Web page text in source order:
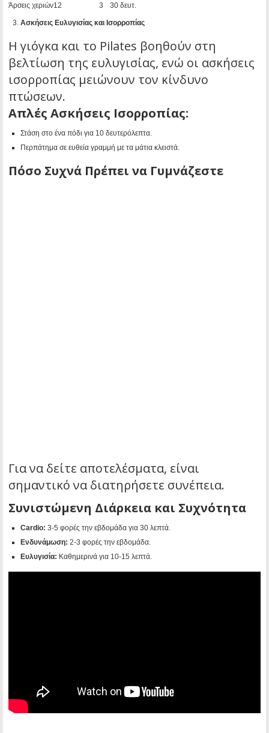
Άρσεις χεριών12 3 30 δευτ.
Ασκήσεις Ευλυγισίας και Ισορροπίας
Η γιόγκα και το Pilates βοηθούν στη
βελτίωση της ευλυγισίας, ενώ οι ασκήσεις
ισορροπίας μειώνουν τον κίνδυνο
πτώσεων.
Απλές Ασκήσεις Ισορροπίας:
Στάση στο ένα πόδι για 10 δευτερόλεπτα.
Περπάτημα σε ευθεία γραμμή με τα μάτια κλειστά.
Πόσο Συχνά Πρέπει να Γυμνάζεστε
Για να δείτε αποτελέσματα, είναι
σημαντικό να διατηρήσετε συνέπεια.
Συνιστώμενη Διάρκεια και Συχνότητα
Cardio: 3-5 φορές την εβδομάδα για 30 λεπτά.
Ενδυνάμωση: 2-3 φορές την εβδομάδα.
Ευλυγισία: Καθημερινά για 10-15 λεπτά.